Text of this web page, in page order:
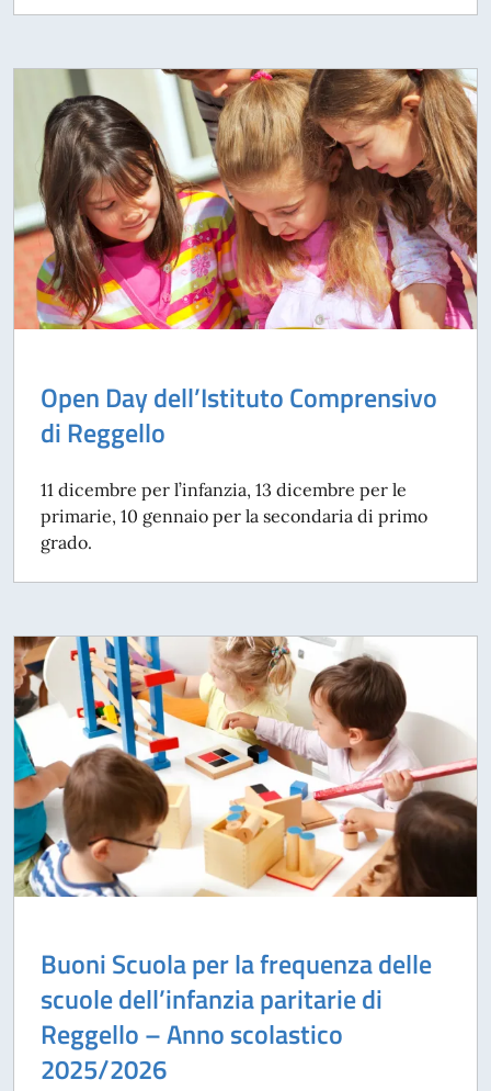
Open Day dell’Istituto Comprensivo
di Reggello
11 dicembre per l’infanzia, 13 dicembre per le
primarie, 10 gennaio per la secondaria di primo
grado.
Buoni Scuola per la frequenza delle
scuole dell’infanzia paritarie di
Reggello – Anno scolastico
2025/2026